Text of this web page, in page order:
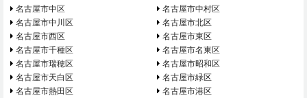
名古屋市中区
名古屋市中村区
名古屋市中川区
名古屋市北区
名古屋市西区
名古屋市東区
名古屋市千種区
名古屋市名東区
名古屋市瑞穂区
名古屋市昭和区
名古屋市天白区
名古屋市緑区
名古屋市熱田区
名古屋市港区